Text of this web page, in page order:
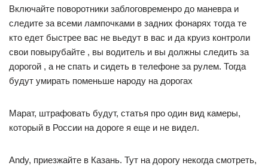
Включайте поворотники заблоговременро до маневра и
следите за всеми лампочками в задних фонарях тогда те
кто едет быстрее вас не вьедут в вас и да круиз контроли
свои повырубайте , вы водитель и вы должны следить за
дорогой , а не спать и сидеть в телефоне за рулем. Тогда
будут умирать поменьше народу на дорогах
Марат, штрафовать будут, статья про один вид камеры,
который в России на дороге я еще и не видел.
Andy, приезжайте в Казань. Тут на дорогу некогда смотреть,